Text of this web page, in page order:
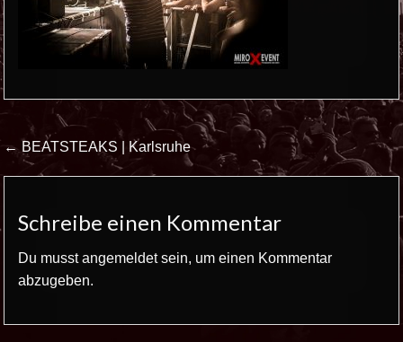
Beitrags-
Navigation
← BEATSTEAKS | Karlsruhe
Schreibe einen Kommentar
Du musstangemeldetsein, um einen Kommentar
abzugeben.